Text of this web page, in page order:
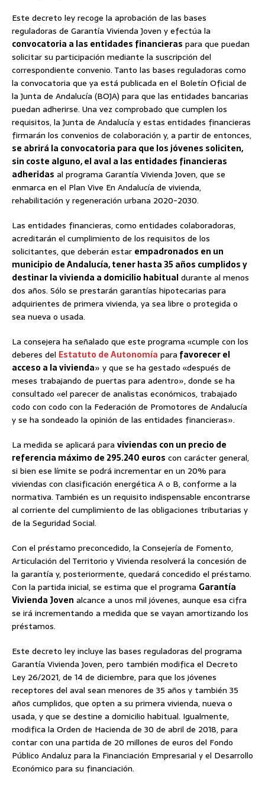
Este decreto ley recoge la aprobación de las bases
reguladoras de Garantía Vivienda Joven y efectúa la
convocatoria a las entidades financieras para que puedan
solicitar su participación mediante la suscripción del
correspondiente convenio. Tanto las bases reguladoras como
la convocatoria que ya está publicada en el Boletín Oficial de
la Junta de Andalucía (BOJA) para que las entidades bancarias
puedan adherirse. Una vez comprobado que cumplen los
requisitos, la Junta de Andalucía y estas entidades financieras
firmarán los convenios de colaboración y, a partir de entonces,
se abrirá la convocatoria para que los jóvenes soliciten,
sin coste alguno, el aval a las entidades financieras
adheridas al programa Garantía Vivienda Joven, que se
enmarca en el Plan Vive En Andalucía de vivienda,
rehabilitación y regeneración urbana 2020-2030.
Las entidades financieras, como entidades colaboradoras,
acreditarán el cumplimiento de los requisitos de los
solicitantes, que deberán estar empadronados en un
municipio de Andalucía, tener hasta 35 años cumplidos y
destinar la vivienda a domicilio habitualdurante al menos
dos años. Sólo se prestarán garantías hipotecarias para
adquirientes de primera vivienda, ya sea libre o protegida o
sea nueva o usada.
La consejera ha señalado que este programa «cumple con los
deberes del Estatuto de Autonomía para favorecer el
acceso a la vivienda» y que se ha gestado «después de
meses trabajando de puertas para adentro», donde se ha
consultado «el parecer de analistas económicos, trabajado
codo con codo con la Federación de Promotores de Andalucía
y se ha sondeado la opinión de las entidades financieras».
La medida se aplicará para viviendas con un precio de
referencia máximo de 295.240 euros con carácter general,
si bien ese límite se podrá incrementar en un 20% para
viviendas con clasificación energética A o B, conforme a la
normativa. También es un requisito indispensable encontrarse
al corriente del cumplimiento de las obligaciones tributarias y
de la Seguridad Social.
Con el préstamo preconcedido, la Consejería de Fomento,
Articulación del Territorio y Vivienda resolverá la concesión de
la garantía y, posteriormente, quedará concedido el préstamo.
Con la partida inicial, se estima que el programa Garantía
Vivienda Joven alcance a unos mil jóvenes, aunque esa cifra
se irá incrementando a medida que se vayan amortizando los
préstamos.
Este decreto ley incluye las bases reguladoras del programa
Garantía Vivienda Joven, pero también modifica el Decreto
Ley 26/2021, de 14 de diciembre, para que los jóvenes
receptores del aval sean menores de 35 años y también 35
años cumplidos, que opten a su primera vivienda, nueva o
usada, y que se destine a domicilio habitual. Igualmente,
modifica la Orden de Hacienda de 30 de abril de 2018, para
contar con una partida de 20 millones de euros del Fondo
Público Andaluz para la Financiación Empresarial y el Desarrollo
Económico para su financiación.